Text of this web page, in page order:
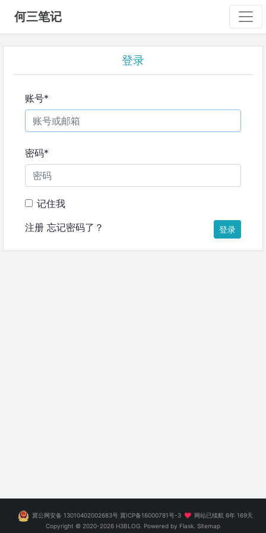
何三笔记
登录
账号*
密码*
记住我
注册 忘记密码了？ 登录
冀公网安备 13010402002683号 冀ICP备16000781号-3
网站已续航 6年 169天
Copyright © 2020-2026 H3BLOG . Powered by Flask. Sitemap